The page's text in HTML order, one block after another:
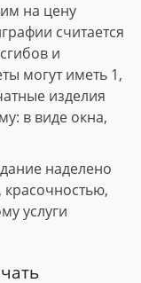
на цену
считается
и
могут иметь 1,
изделия
в виде окна,
наделено
красочностью,
услуги